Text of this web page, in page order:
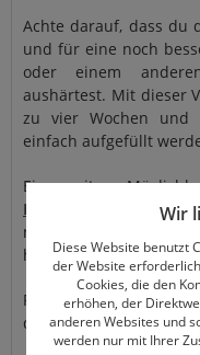
Achte darauf, dass du
und für eine noch
oder einem
aushärtest. Mit dieser
zu vier Wochen und
einfach aufgefüllt
Eine weitere
Kleber
oder auch
nachdem wie sehr
halten diese nur einige
Für weitere Tipps und
dir auch gerne unsere
Wir
Diese Website benutzt
der Website
Cookies, die den
erhöhen, der
anderen Websites und
werden nur mit Ihrer